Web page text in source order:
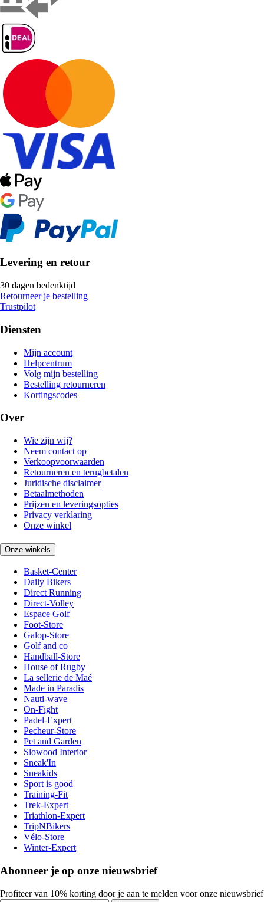
Levering en retour
30 dagen bedenktijd
Retourneer je bestelling
Trustpilot
Diensten
Mijn account
Helpcentrum
Volg mijn bestelling
Bestelling retourneren
Kortingscodes
Over
Wie zijn wij?
Neem contact op
Verkoopvoorwaarden
Retourneren en terugbetalen
Juridische disclaimer
Betaalmethoden
Prijzen en leveringsopties
Privacy verklaring
Onze winkel
Onze winkels
Basket-Center
Daily Bikers
Direct Running
Direct-Volley
Espace Golf
Foot-Store
Galop-Store
Golf and co
Handball-Store
House of Rugby
La sellerie de Maé
Made in Paradis
Nauti-wave
On-Fight
Padel-Expert
Pecheur-Store
Pet and Garden
Slowood Interior
Sneak'In
Sneakids
Sport is good
Training-Fit
Trek-Expert
Triathlon-Expert
TripNBikers
Vélo-Store
Winter-Expert
Abonneer je op onze nieuwsbrief
Profiteer van 10% korting door je aan te melden voor onze nieuwsbrief